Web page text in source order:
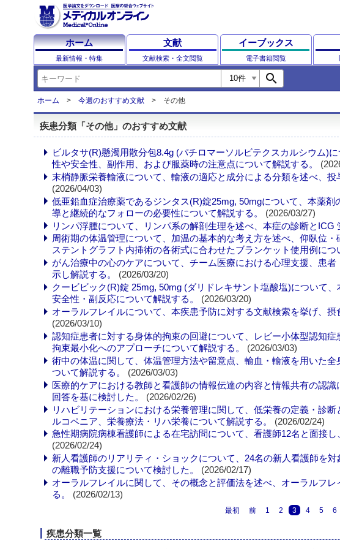
ホーム
最新情報・特集
文献
文献検索・全文閲覧
イーブックス
電子書籍閲覧
search
ホーム 今週のおすすめ文献 その他
疾患分類「その他」のおすすめ文献
ビルタサ(R)懸濁用散分包8.4g (パチロマーソルビテクスカルシウム)
性や安全性、副作用、および服薬時の注意点について解説する。
末梢静脈栄養輸液について、輸液の適応と成分による分類を述べ、
(2026/04/03)
低亜鉛血症治療薬であるジンタス(R)錠25mg, 50mgについて、本薬
導と継続的なフォローの必要性について解説する。
(2026/03/27)
リンパ浮腫について、リンパ系の解剖生理を述べ、本症の診断とICG
周術期の体温管理について、加温の基本的な考え方を述べ、仰臥位
ステントグラフト内挿術の各術式に合わせたブランケット使用例につ
がん治療中の心のケアについて、チーム医療における心理支援、患
示し解説する。
(2026/03/20)
クービビック(R)錠 25mg, 50mg (ダリドレキサント塩酸塩)について
安全性・副反応について解説する。
(2026/03/20)
オーラルフレイルについて、本疾患予防に対する文献検索を挙げ、
(2026/03/10)
認知症患者に対する身体的拘束の回避について、レビー小体型認知
拘束最小化へのアプローチについて解説する。
(2026/03/03)
術中の体温に関して、体温管理方法や留意点、輸血・輸液を用いた
ついて解説する。
(2026/03/03)
医療的ケアにおける教師と看護師の情報伝達の内容と情報共有の認
回答を基に検討した。
(2026/02/26)
リハビリテーションにおける栄養管理に関して、低栄養の定義・診
ルコペニア、栄養療法・リハ栄養について解説する。
(2026/02/24)
急性期病院病棟看護師による在宅訪問について、看護師12名と面接
(2026/02/24)
新人看護師のリアリティ・ショックについて、24名の新人看護師を
の離職予防支援について検討した。
(2026/02/17)
オーラルフレイルに関して、その概念と評価法を述べ、オーラルフ
る。
(2026/02/13)
最初 前 1 2 3 4 5 6
疾患分類一覧